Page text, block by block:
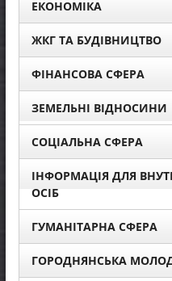
ЕКОНОМІКА
ЖКГ ТА БУДІВНИЦТВО
ФІНАНСОВА СФЕРА
ЗЕМЕЛЬНІ ВІДНОСИНИ
СОЦІАЛЬНА СФЕРА
ІНФОРМАЦІЯ ДЛЯ
ОСІБ
ГУМАНІТАРНА СФЕРА
ГОРОДНЯНСЬКА